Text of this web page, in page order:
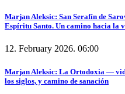
Marjan Aleksic: San Serafín de
Espíritu Santo. Un camino hacia la
12. February 2026. 06:00
Marjan Aleksic: La Ortodoxia —
los siglos, y camino de sanación